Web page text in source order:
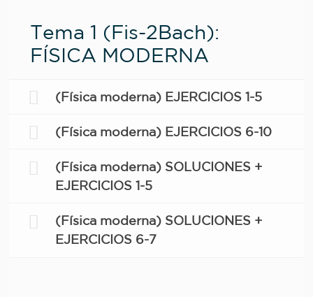
Tema 1 (Fis-2Bach):
FÍSICA MODERNA
(Física moderna) EJERCICIOS 1-5
(Física moderna) EJERCICIOS 6-10
(Física moderna) SOLUCIONES +
EJERCICIOS 1-5
(Física moderna) SOLUCIONES +
EJERCICIOS 6-7